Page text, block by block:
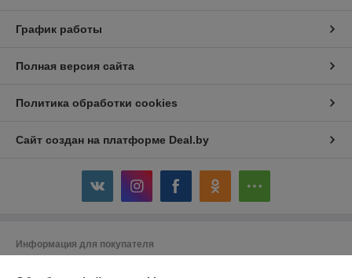
График работы
Полная версия сайта
Политика обработки cookies
Сайт создан на платформе Deal.by
Информация для покупателя